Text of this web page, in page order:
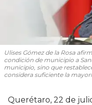
Ulises Gómez de la Rosa
condición de municipio a
municipio, sino que
considera suficiente la
Querétaro, 22 de